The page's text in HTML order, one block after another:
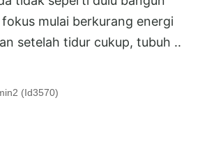
mulai berkurang energi
setelah tidur cukup, tubuh ..
(Id3570)